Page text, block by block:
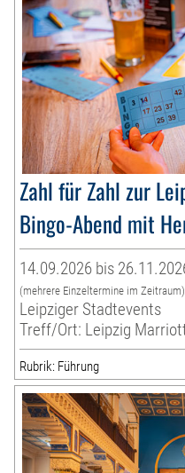
Zahl für Zahl zur
Bingo-Abend mit
14.09.2026 bis
(mehrere Einzeltermine im Zeitraum)
Leipziger Stadtevents
Treff/Ort: Leipzig
Rubrik: Führung